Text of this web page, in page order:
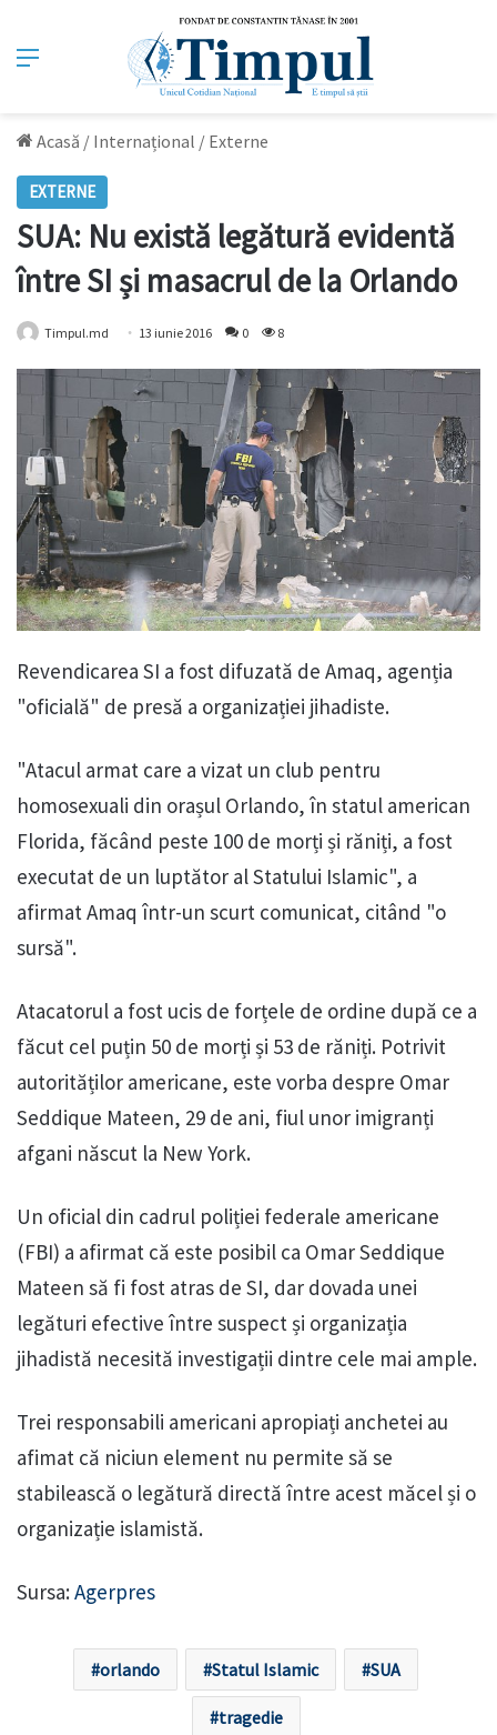
Meniu
Acasă / Internațional / Externe
EXTERNE
SUA: Nu există legătură evidentă
între SI și masacrul de la Orlando
Timpul.md 13 iunie 2016 0 8
Revendicarea SI a fost difuzată de Amaq, agenția
"oficială" de presă a organizației jihadiste.
"Atacul armat care a vizat un club pentru
homosexuali din orașul Orlando, în statul american
Florida, făcând peste 100 de morți și răniți, a fost
executat de un luptător al Statului Islamic", a
afirmat Amaq într-un scurt comunicat, citând "o
sursă".
Atacatorul a fost ucis de forțele de ordine după ce a
făcut cel puțin 50 de morți și 53 de răniți. Potrivit
autorităților americane, este vorba despre Omar
Seddique Mateen, 29 de ani, fiul unor imigranți
afgani născut la New York.
Un oficial din cadrul poliției federale americane
(FBI) a afirmat că este posibil ca Omar Seddique
Mateen să fi fost atras de SI, dar dovada unei
legături efective între suspect și organizația
jihadistă necesită investigații dintre cele mai ample.
Trei responsabili americani apropiați anchetei au
afimat că niciun element nu permite să se
stabilească o legătură directă între acest măcel și o
organizație islamistă.
Sursa:Agerpres
orlando Statul Islamic SUA
tragedie